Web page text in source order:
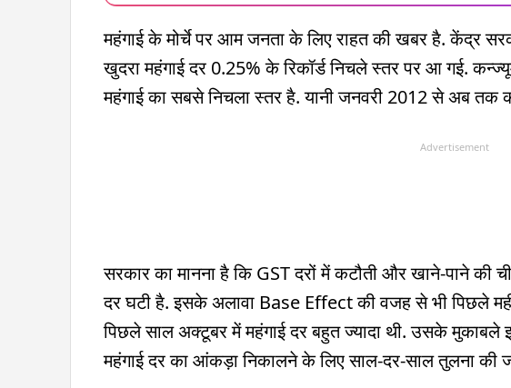
महंगाई के मोर्चे पर आम जनता के लिए राहत की खबर है. केंद्र
खुदरा महंगाई दर 0.25% के रिकॉर्ड निचले स्तर पर आ गई.
महंगाई का सबसे निचला स्तर है. यानी जनवरी 2012 से अब तक
Advertisement
सरकार का मानना है कि GST दरों में कटौती और खाने-पाने की
दर घटी है. इसके अलावा Base Effect की वजह से भी पिछले
पिछले साल अक्टूबर में महंगाई दर बहुत ज्यादा थी. उसके
महंगाई दर का आंकड़ा निकालने के लिए साल-दर-साल तुलना की